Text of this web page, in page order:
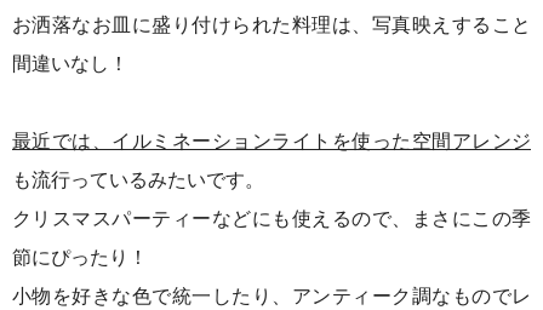
お洒落なお皿に盛り付けられた料理は、写真映えすること
間違いなし！
最近では、イルミネーションライトを使った空間アレンジ
も流行っているみたいです。
クリスマスパーティーなどにも使えるので、まさにこの季
節にぴったり！
小物を好きな色で統一したり、アンティーク調なものでレ